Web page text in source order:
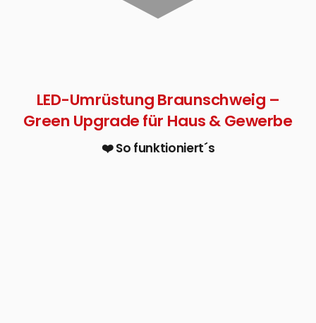
LED-Umrüstung Braunschweig –
Green Upgrade für Haus & Gewerbe
❤️ So funktioniert´s